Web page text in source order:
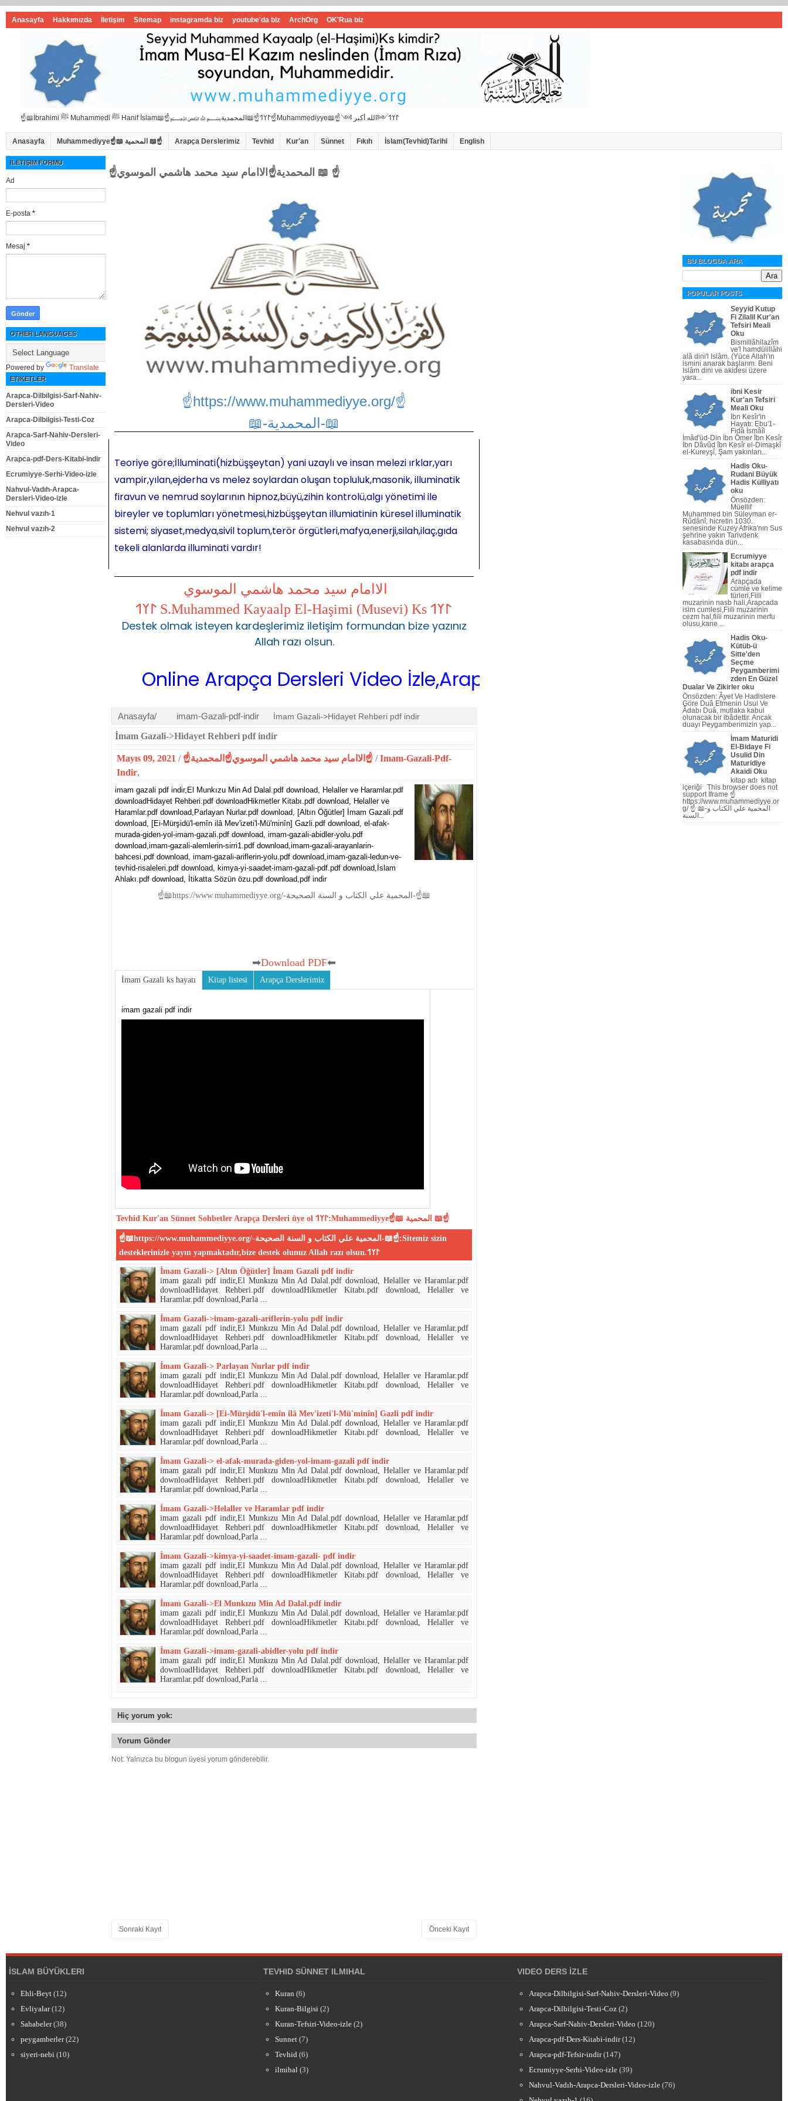
Anasayfa Hakkımızda İletişim Sitemap instagramda biz youtube'da biz ArchOrg OK'Rua biz
☝📖İbrahimi ﷺ Muhammedi ﷺ Hanif İslam📖☝﷽𐰃𐰠𐰯☝📖المحمدية☝Muhammediyye📖☝𐰃𐰠𐰯༺الله أكبر ༻
Anasayfa Muhammediyye☝📖 المحمية 📖☝ Arapça Derslerimiz Tevhid Kur'an Sünnet Fıkıh İslam(Tevhid)Tarihi English
☝المحمدية☝الاامام سيد محمد هاشمي الموسوي 📖 ☝
☝https://www.muhammediyye.org/☝
📖-المحمدية-📖
Teoriye göre;İlluminati(hizbüşşeytan) yani uzaylı ve insan melezi ırklar,yarı
vampir,yılan,ejderha vs melez soylardan oluşan topluluk,masonik, illuminatik
firavun ve nemrud soylarının hipnoz,büyü,zihin kontrolü,algı yönetimi ile
bireyler ve toplumları yönetmesi,hizbüşşeytan illumiatinin küresel illuminatik
sistemi; siyaset,medya,sivil toplum,terör örgütleri,mafya,enerji,silah,ilaç,gıda
tekeli alanlarda illuminati vardır!
الاامام سيد محمد هاشمي الموسوي
𐰃𐰠𐰯 S.Muhammed Kayaalp El-Haşimi (Musevi) Ks 𐰃𐰠𐰯
Destek olmak isteyen kardeşlerimiz iletişim formundan bize yazınız
Allah razı olsun.
Online Arapça Dersleri Video İzle,Arapça Sarf,Arapça Nahiv
Anasayfa/ imam-Gazali-pdf-indir İmam Gazali->Hidayet Rehberi pdf indir
İmam Gazali->Hidayet Rehberi pdf indir
Mayıs 09, 2021 / ☝الاامام سيد محمد هاشمي الموسوي☝المحمدية☝ /Imam-Gazali-Pdf-
Indir,
imam gazali pdf indir,El Munkızu Min Ad Dalal.pdf download, Helaller ve Haramlar.pdf
downloadHidayet Rehberi.pdf downloadHikmetler Kitabı.pdf download, Helaller ve
Haramlar.pdf download,Parlayan Nurlar.pdf download, [Altın Öğütler] İmam Gazali.pdf
download, [Ei-Mürşidü'l-emîn ilâ Mev'izeti'l-Mü'minîn] Gazli.pdf download, el-afak-
murada-giden-yol-imam-gazali.pdf download, imam-gazali-abidler-yolu.pdf
download,imam-gazali-alemlerin-sirri1.pdf download,imam-gazali-arayanlarin-
bahcesi.pdf download, imam-gazali-ariflerin-yolu.pdf download,imam-gazali-ledun-ve-
tevhid-risaleleri.pdf download, kimya-yi-saadet-imam-gazali-pdf.pdf download,İslam
Ahlakı.pdf download, İtikatta Sözün özu.pdf download,pdf indir
☝📖https://www.muhammediyye.org/-المحمية علي الكتاب و السنة الصحيحة-☝📖
➡Download PDF⬅
İmam Gazali ks hayatı Kitap listesi Arapça Derslerimiz
imam gazali pdf indir
Tevhid Kur'an Sünnet Sohbetler Arapça Dersleri üye ol 𐰃𐰠𐰯:Muhammediyye☝📖 المحمية 📖☝
☝📖https://www.muhammediyye.org/-المحمية علي الكتاب و السنة الصحيحة-📖☝:Sitemiz sizin
desteklerinizle yayın yapmaktadır,bize destek olunuz Allah razı olsun.𐰃𐰠𐰯
İmam Gazali-> [Altın Öğütler] İmam Gazali pdf indir
imam gazali pdf indir,El Munkızu Min Ad Dalal.pdf download, Helaller ve Haramlar.pdf
downloadHidayet Rehberi.pdf downloadHikmetler Kitabı.pdf download, Helaller ve
Haramlar.pdf download,Parla ...
İmam Gazali->imam-gazali-ariflerin-yolu pdf indir
imam gazali pdf indir,El Munkızu Min Ad Dalal.pdf download, Helaller ve Haramlar.pdf
downloadHidayet Rehberi.pdf downloadHikmetler Kitabı.pdf download, Helaller ve
Haramlar.pdf download,Parla ...
İmam Gazali-> Parlayan Nurlar pdf indir
imam gazali pdf indir,El Munkızu Min Ad Dalal.pdf download, Helaller ve Haramlar.pdf
downloadHidayet Rehberi.pdf downloadHikmetler Kitabı.pdf download, Helaller ve
Haramlar.pdf download,Parla ...
İmam Gazali-> [Ei-Mürşidü'l-emîn ilâ Mev'izeti'l-Mü'minîn] Gazli pdf indir
imam gazali pdf indir,El Munkızu Min Ad Dalal.pdf download, Helaller ve Haramlar.pdf
downloadHidayet Rehberi.pdf downloadHikmetler Kitabı.pdf download, Helaller ve
Haramlar.pdf download,Parla ...
İmam Gazali-> el-afak-murada-giden-yol-imam-gazali pdf indir
imam gazali pdf indir,El Munkızu Min Ad Dalal.pdf download, Helaller ve Haramlar.pdf
downloadHidayet Rehberi.pdf downloadHikmetler Kitabı.pdf download, Helaller ve
Haramlar.pdf download,Parla ...
İmam Gazali->Helaller ve Haramlar pdf indir
imam gazali pdf indir,El Munkızu Min Ad Dalal.pdf download, Helaller ve Haramlar.pdf
downloadHidayet Rehberi.pdf downloadHikmetler Kitabı.pdf download, Helaller ve
Haramlar.pdf download,Parla ...
İmam Gazali->kimya-yi-saadet-imam-gazali- pdf indir
imam gazali pdf indir,El Munkızu Min Ad Dalal.pdf download, Helaller ve Haramlar.pdf
downloadHidayet Rehberi.pdf downloadHikmetler Kitabı.pdf download, Helaller ve
Haramlar.pdf download,Parla ...
İmam Gazali->El Munkızu Min Ad Dalal.pdf indir
imam gazali pdf indir,El Munkızu Min Ad Dalal.pdf download, Helaller ve Haramlar.pdf
downloadHidayet Rehberi.pdf downloadHikmetler Kitabı.pdf download, Helaller ve
Haramlar.pdf download,Parla ...
İmam Gazali->imam-gazali-abidler-yolu pdf indir
imam gazali pdf indir,El Munkızu Min Ad Dalal.pdf download, Helaller ve Haramlar.pdf
downloadHidayet Rehberi.pdf downloadHikmetler Kitabı.pdf download, Helaller ve
Haramlar.pdf download,Parla ...
Hiç yorum yok:
Yorum Gönder
Not: Yalnızca bu blogun üyesi yorum gönderebilir.
Sonraki Kayıt Önceki Kayıt
İLETIŞIM FORMU
Ad
E-posta *
Mesaj *
OTHER LANGUAGES
Powered by Translate
ETIKETLER
Arapca-Dilbilgisi-Sarf-Nahiv-
Dersleri-Video
Arapca-Dilbilgisi-Testi-Coz
Arapca-Sarf-Nahiv-Dersleri-
Video
Arapca-pdf-Ders-Kitabi-indir
Ecrumiyye-Serhi-Video-izle
Nahvul-Vadıh-Arapca-
Dersleri-Video-izle
Nehvul vazıh-1
Nehvul vazıh-2
BU BLOGDA ARA
POPULAR POSTS
Seyyid Kutup
Fi Zilalil Kur'an
Tefsiri Meali
Oku
Bismillâhilazîm
ve'l hamdülillâhi
alâ dini'l Islâm. (Yüce Allah'ın
ismini anarak başlarım. Beni
Islâm dini ve akidesi üzere
yara...
ibni Kesir
Kur'an Tefsiri
Meali Oku
İbn Kesîr'in
Hayatı: Ebu'1-
Fidâ İsmâîl
İmâd'üd-Din İbn Ömer İbn Kesîr
İbn Dâvûd îbn Kesîr el-Dimaşkî
el-Kureyşî, Şam yakınları...
Hadis Oku-
Rudani Büyük
Hadis Külliyatı
oku
Önsözden:
Müellif
Muhammed bin Süleyman er-
Rûdânî, hicretin 1030.
senesinde Kuzey Afrika'nın Sus
şehrine yakın Tarivdenk
kasabasında dün...
Ecrumiyye
kitabı arapça
pdf indir
Arapçada
cümle ve kelime
türleri,Fiili
muzarinin nasb hali,Arapcada
isim cumlesi,Fiili muzarinin
cezm hal,fiili muzarinin merfu
olusu,kane ...
Hadis Oku-
Kütüb-ü
Sitte'den
Seçme
Peygamberimi
zden En Güzel
Dualar Ve Zikirler oku
Önsözden: Âyet Ve Hadislere
Göre Duâ Etmenin Usul Ve
Âdabı Duâ, mutlaka kabul
olunacak bir ibâdettir. Ancak
duayı Peygamberi­mizin yap...
İmam Maturidi
El-Bidaye Fi
Usulid Din
Maturidiye
Akaidi Oku
kitap adı kitap
içeriği This browser does not
support Iframe ☝
https://www.muhammediyye.or
g/ ☝ 📖-المحمية علي الكتاب و
السنة...
İSLAM BÜYÜKLERI
Ehli-Beyt (12)
Evliyalar (12)
Sahabeler (38)
peygamberler (22)
siyeri-nebi (10)
TEVHID SÜNNET ILMIHAL
Kuran (6)
Kuran-Bilgisi (2)
Kuran-Tefsiri-Video-izle (2)
Sunnet (7)
Tevhid (6)
ilmihal (3)
VIDEO DERS İZLE
Arapca-Dilbilgisi-Sarf-Nahiv-Dersleri-Video (9)
Arapca-Dilbilgisi-Testi-Coz (2)
Arapca-Sarf-Nahiv-Dersleri-Video (120)
Arapca-pdf-Ders-Kitabi-indir (12)
Arapca-pdf-Tefsir-indir (147)
Ecrumiyye-Serhi-Video-izle (39)
Nahvul-Vadıh-Arapca-Dersleri-Video-izle (76)